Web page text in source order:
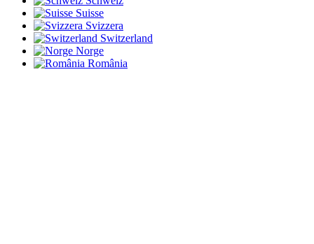
Suisse
Svizzera
Switzerland
Norge
România